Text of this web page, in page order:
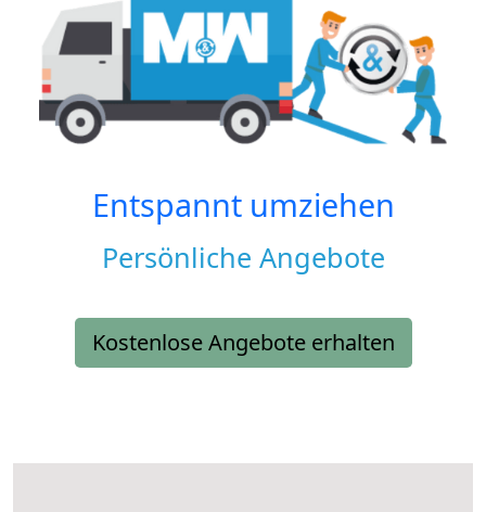
Entspannt umziehen
Persönliche Angebote
Kostenlose Angebote erhalten